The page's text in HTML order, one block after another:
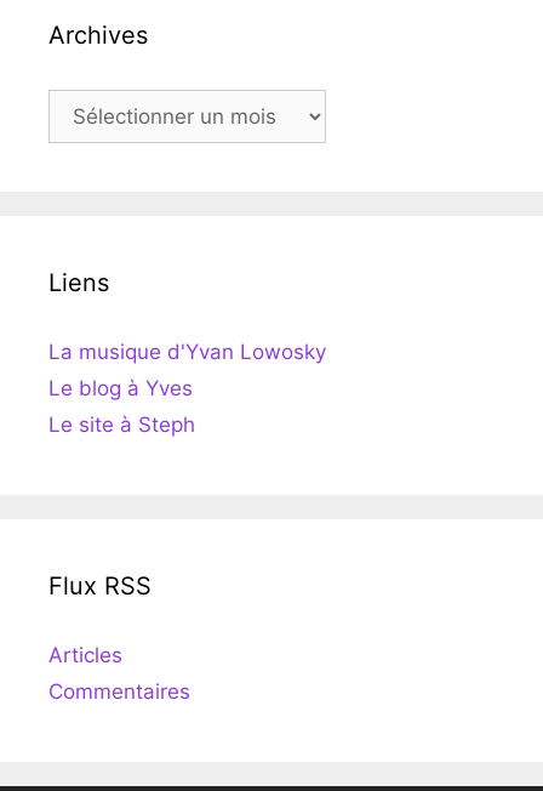
Archives
Archives
Liens
La musique d'Yvan Lowosky
Le blog à Yves
Le site à Steph
Flux RSS
Articles
Commentaires